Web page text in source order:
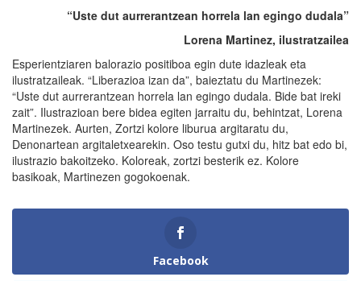
“Uste dut aurrerantzean horrela lan egingo dudala”
Lorena Martinez, ilustratzailea
Esperientziaren balorazio positiboa egin dute idazleak eta
ilustratzaileak. “Liberazioa izan da”, baieztatu du Martinezek:
“Uste dut aurrerantzean horrela lan egingo dudala. Bide bat ireki
zait”. Ilustrazioan bere bidea egiten jarraitu du, behintzat, Lorena
Martinezek. Aurten, Zortzi kolore liburua argitaratu du,
Denonartean argitaletxearekin. Oso testu gutxi du, hitz bat edo bi,
ilustrazio bakoitzeko. Koloreak, zortzi besterik ez. Kolore
basikoak, Martinezen gogokoenak.
Facebook